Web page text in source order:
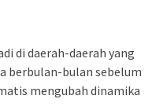
di daerah-daerah yang
berbulan-bulan sebelum
mengubah dinamika